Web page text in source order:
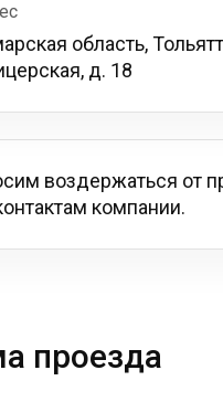
область,
д. 18
воздержаться от
компании.
проезда